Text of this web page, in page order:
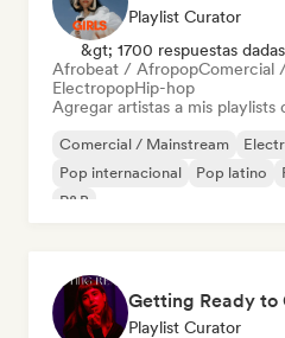
Playlist Curator
&gt; 1700 respuestas dadas
Afrobeat / AfropopComercial
ElectropopHip-hop
Agregar artistas a mis
Comercial / Mainstream
Pop internacional
Pop latino
R&B
Getting Ready to
Playlist Curator